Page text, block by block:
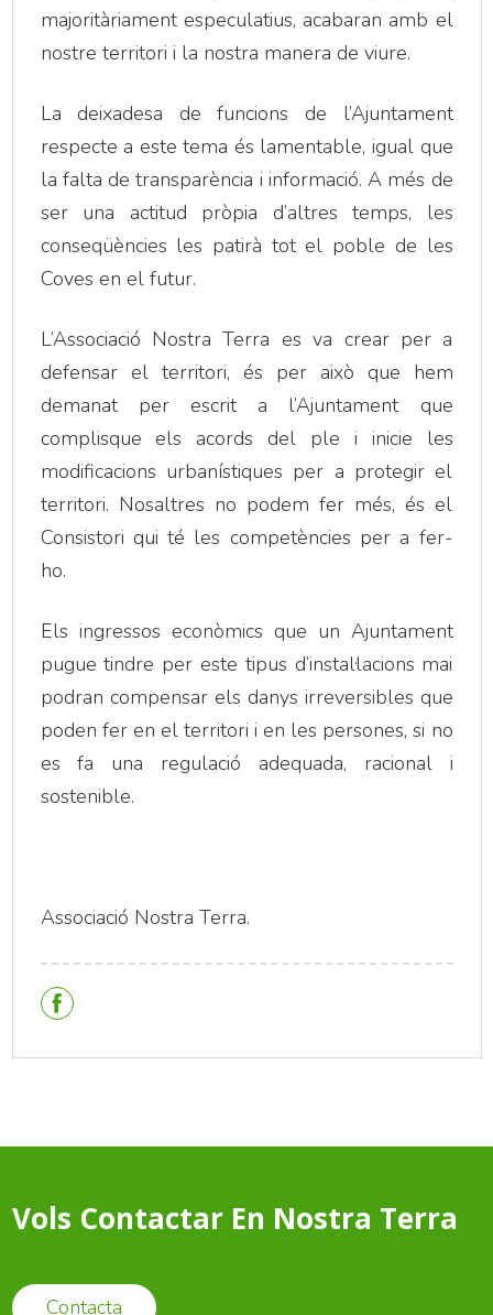
majoritàriament especulatius, acabaran amb el
nostre territori i la nostra manera de viure.
La deixadesa de funcions de l’Ajuntament
respecte a este tema és lamentable, igual que
la falta de transparència i informació. A més de
ser una actitud pròpia d’altres temps, les
conseqüències les patirà tot el poble de les
Coves en el futur.
L’Associació Nostra Terra es va crear per a
defensar el territori, és per això que hem
demanat per escrit a l’Ajuntament que
complisque els acords del ple i inicie les
modificacions urbanístiques per a protegir el
territori. Nosaltres no podem fer més, és el
Consistori qui té les competències per a fer-
ho.
Els ingressos econòmics que un Ajuntament
pugue tindre per este tipus d’instal·lacions mai
podran compensar els danys irreversibles que
poden fer en el territori i en les persones, si no
es fa una regulació adequada, racional i
sostenible.
Associació Nostra Terra.
Vols Contactar En Nostra Terra
Contacta